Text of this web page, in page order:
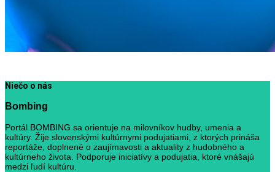
Niečo o nás
Bombing
Portál BOMBING sa orientuje na milovníkov hudby, umenia a
kultúry. Žije slovenskými kultúrnymi podujatiami, z ktorých prináša
reportáže, doplnené o zaujímavosti a aktuality z hudobného a
kultúrneho života. Podporuje iniciatívy a podujatia, ktoré vnášajú
medzi ľudí kultúru.